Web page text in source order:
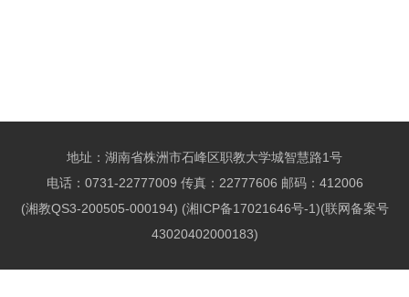
地址：湖南省株洲市石峰区职教大学城智慧路1号
电话：0731-22777009 传真：22777606 邮码：412006
(湘教QS3-200505-000194) (湘ICP备17021646号-1)(联网备案号
43020402000183)